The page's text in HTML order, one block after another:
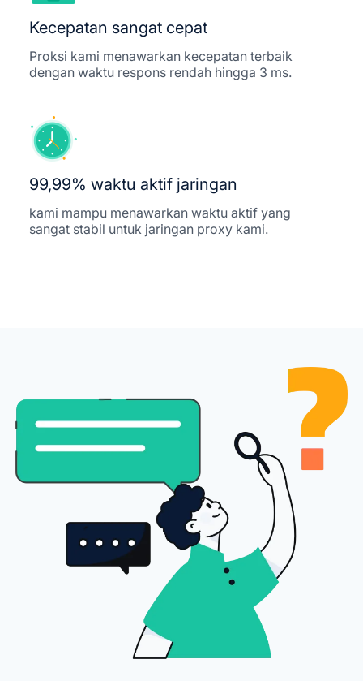
Kecepatan sangat cepat
Proksi kami menawarkan kecepatan terbaik
dengan waktu respons rendah hingga 3 ms.
99,99% waktu aktif jaringan
kami mampu menawarkan waktu aktif yang
sangat stabil untuk jaringan proxy kami.